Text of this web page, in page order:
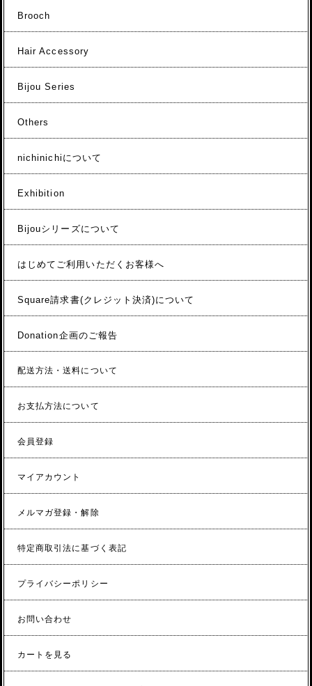
Brooch
Hair Accessory
Bijou Series
Others
nichinichiについて
Exhibition
Bijouシリーズについて
はじめてご利用いただくお客様へ
Square請求書(クレジット決済)について
Donation企画のご報告
配送方法・送料について
お支払方法について
会員登録
マイアカウント
メルマガ登録・解除
特定商取引法に基づく表記
プライバシーポリシー
お問い合わせ
カートを見る